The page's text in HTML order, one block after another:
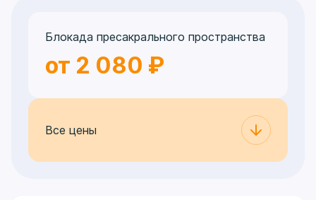
Блокада пресакрального пространства
от 2 080 ₽
Все цены